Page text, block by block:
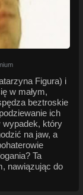
Figura) i
w małym,
beztroskie
ich
wypadek, który
na jaw, a
Ta
nawiązując do